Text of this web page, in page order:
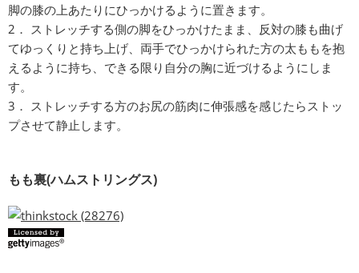
脚の膝の上あたりにひっかけるように置きます。
2． ストレッチする側の脚をひっかけたまま、反対の膝も曲げ
てゆっくりと持ち上げ、両手でひっかけられた方の太ももを抱
えるように持ち、できる限り自分の胸に近づけるようにしま
す。
3． ストレッチする方のお尻の筋肉に伸張感を感じたらストッ
プさせて静止します。
もも裏(ハムストリングス)